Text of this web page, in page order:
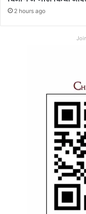
2 hours ago